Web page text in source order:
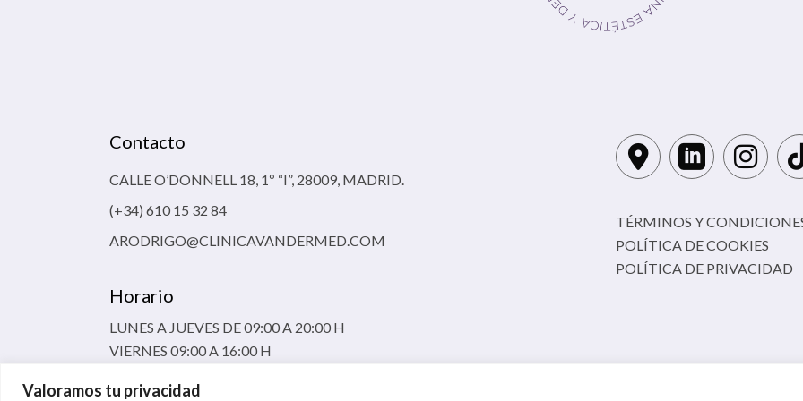
Valoramos tu privacidad
Contacto
CALLE O’DONNELL 18, 1º “I”, 28009, MADRID.
(+34) 610 15 32 84
ARODRIGO@CLINICAVANDERMED.COM
Horario
LUNES A JUEVES DE 09:00 A 20:00 H
VIERNES 09:00 A 16:00 H
TÉRMINOS Y
POLÍTICA DE COOKIES
POLÍTICA DE PRIVACIDAD